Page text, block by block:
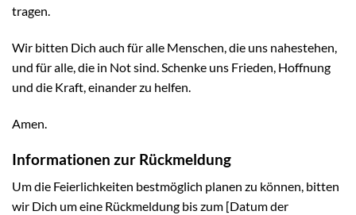
tragen.
Wir bitten Dich auch für alle Menschen, die uns nahestehen,
und für alle, die in Not sind. Schenke uns Frieden, Hoffnung
und die Kraft, einander zu helfen.
Amen.
Informationen zur Rückmeldung
Um die Feierlichkeiten bestmöglich planen zu können, bitten
wir Dich um eine Rückmeldung bis zum [Datum der